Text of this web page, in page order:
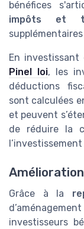
bénéfices
impôts et
En investissant
Pinel loi, les
déductions
sont calculées
et peuvent
de réduire la
Grâce à la
investisseurs